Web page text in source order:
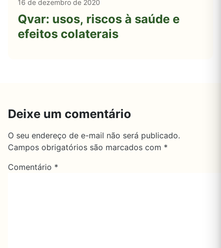
16 de dezembro de 2020
Qvar: usos, riscos à saúde e
efeitos colaterais
Deixe um comentário
O seu endereço de e-mail não será publicado.
Campos obrigatórios são marcados com *
Comentário *